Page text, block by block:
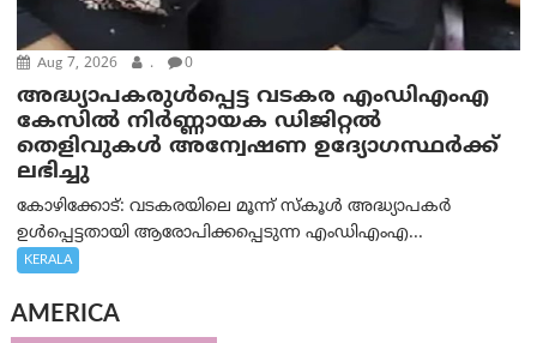
Aug 7, 2026 . 0
അദ്ധ്യാപകരുള്‍പ്പെട്ട വടകര എംഡി‌എം‌എ
കേസില്‍ നിര്‍ണ്ണായക ഡിജിറ്റല്‍
തെളിവുകള്‍ അന്വേഷണ ഉദ്യോഗസ്ഥര്‍ക്ക്
ലഭിച്ചു
കോഴിക്കോട്: വടകരയിലെ മൂന്ന് സ്കൂൾ അദ്ധ്യാപകർ
ഉൾപ്പെട്ടതായി ആരോപിക്കപ്പെടുന്ന എംഡിഎംഎ...
KERALA
AMERICA